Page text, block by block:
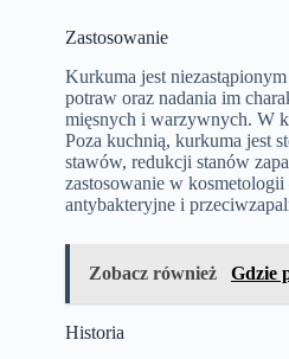
Zastosowanie
Kurkuma jest
potraw oraz nadania im
mięsnych i warzywnych. W
Poza kuchnią, kurkuma jest
stawów, redukcji stanów
zastosowanie w
antybakteryjne i
Zobacz również Gdzie
Historia